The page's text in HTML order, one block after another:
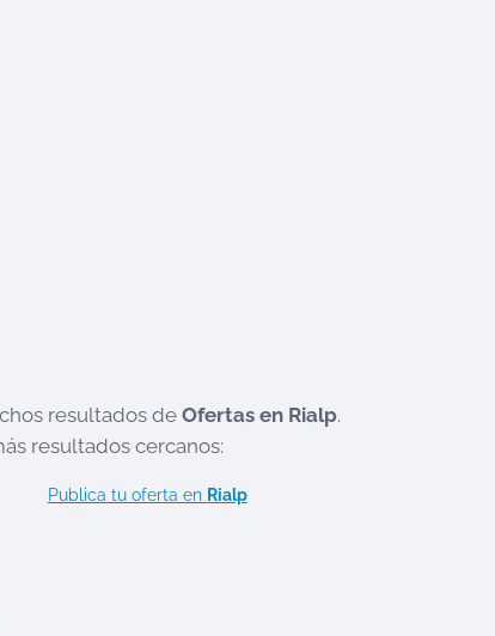
resultados de Ofertas en Rialp.
resultados cercanos:
Publica tu oferta en Rialp